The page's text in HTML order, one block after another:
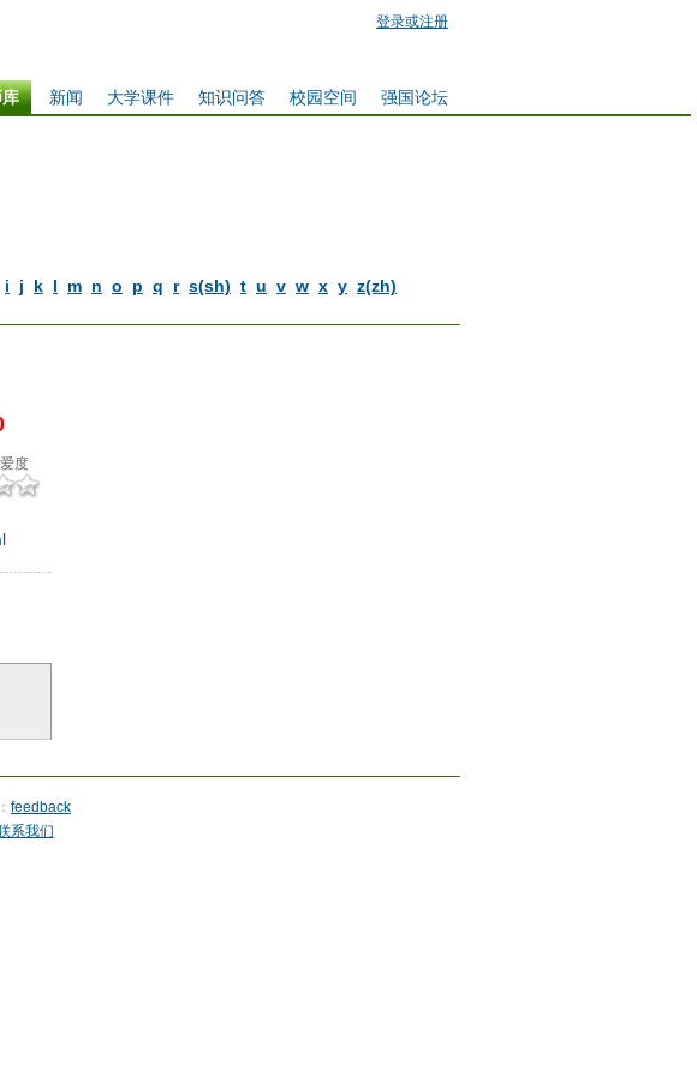
登录或注册
强国论坛
校园空间
知识问答
大学课件
新闻
i j k l m n o p q r s(sh) t u v w x y z(zh)
度
feedback
系我们